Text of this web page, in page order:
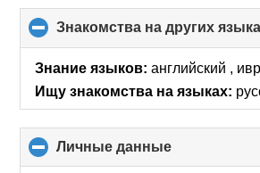
Знакомства на других
Знание языков: английский ,
Ищу знакомства на языках:
Личные данные
to